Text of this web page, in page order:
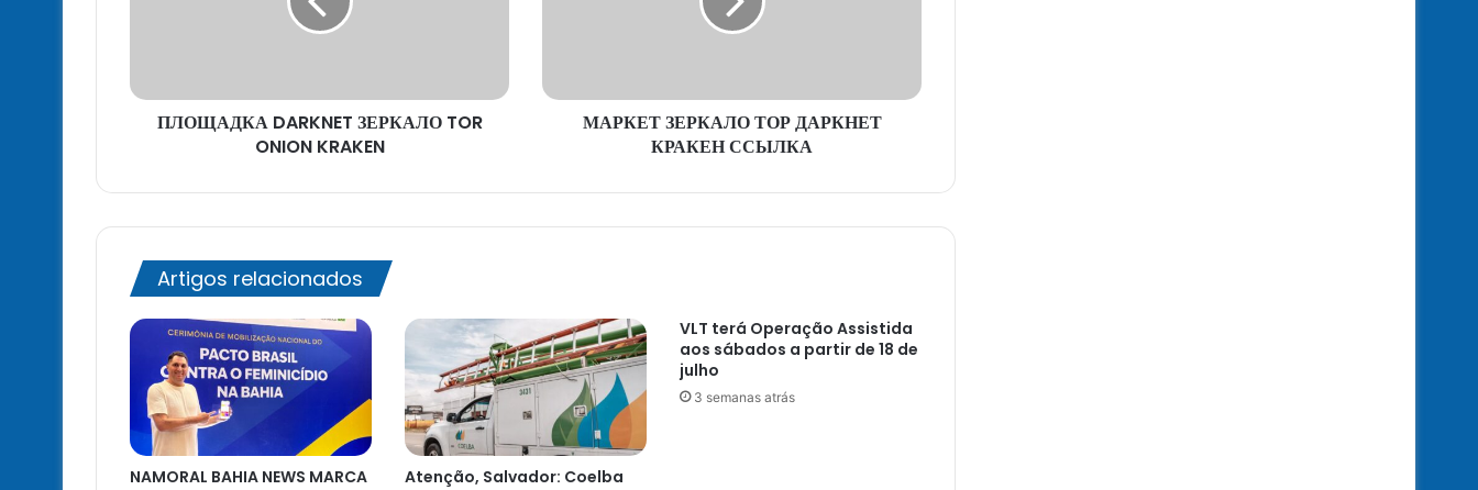
ПЛОЩАДКА DARKNET ЗЕРКАЛО TOR
ONION KRAKEN
МАРКЕТ ЗЕРКАЛО ТОР ДАРКНЕТ
КРАКЕН ССЫЛКА
Artigos relacionados
NAMORAL BAHIA NEWS MARCA
Atenção, Salvador: Coelba
VLT terá Operação Assistida
aos sábados a partir de 18 de
julho
3 semanas atrás